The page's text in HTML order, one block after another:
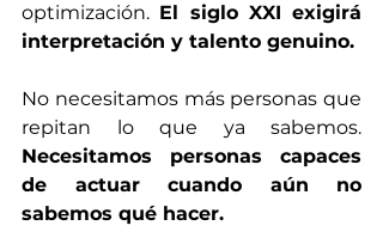
optimización. El siglo XXI exigirá
interpretación y talento genuino.
No necesitamos más personas que
Necesitamos personas capaces
de actuar cuando aún no
sabemos qué hacer.